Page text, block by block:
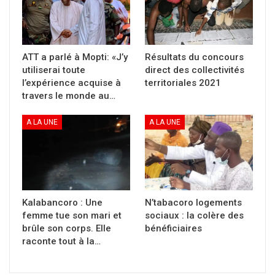
volontés, elle risquerait d’être
amputée.
En effet, un soir après
l’entrainement au stade Ouenzin
Coulibaly, Kadidiatou Samaké va
constater des douleurs au niveau de
son genou droit. Dans un premier
temps, elle pensait que cela était
due à un petit accrochage lors de
l’entrainement et qu’elle se sentira
vite mieux. Cependant, son état de
ATT a parlé à Mopti: «J’y
utiliserai toute
l’expérience acquise à
travers le monde au…
Résultats du concours
direct des collectivités
territoriales 2021
A LA UNE
Kalabancoro : Une
femme tue son mari et
brûle son corps. Elle
raconte tout à la…
A LA UNE
N’tabacoro logements
sociaux : la colère des
bénéficiaires